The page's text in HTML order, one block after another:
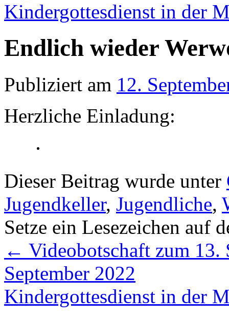
Kindergottesdienst in der
Endlich wieder
Publiziert am 12.
Herzliche Einladung:
Dieser Beitrag wurde unter
Jugendkeller, Jugendliche,
Setze ein Lesezeichen auf
← Videobotschaft zum 13.
September 2022
Kindergottesdienst in der